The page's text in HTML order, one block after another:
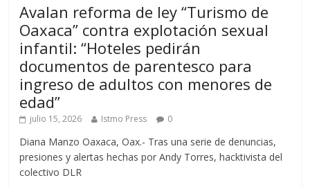
Avalan reforma de ley “Turismo de
Oaxaca” contra explotación sexual
infantil: “Hoteles pedirán
documentos de parentesco para
ingreso de adultos con menores de
edad”
julio 15, 2026 Istmo Press 0
Diana Manzo Oaxaca, Oax.- Tras una serie de denuncias,
presiones y alertas hechas por Andy Torres, hacktivista del
colectivo DLR